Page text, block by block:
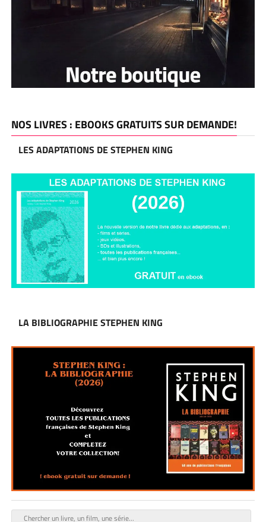
NOS LIVRES : EBOOKS GRATUITS SUR DEMANDE!
LES ADAPTATIONS DE STEPHEN KING
LA BIBLIOGRAPHIE STEPHEN KING